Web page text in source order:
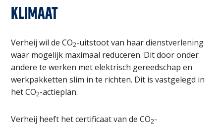
KLIMAAT
Verheij wil de CO2-uitstoot van haar dienstverlening
waar mogelijk maximaal reduceren. Dit door onder
andere te werken met elektrisch gereedschap en
werkpakketten slim in te richten. Dit is vastgelegd in
het CO2-actieplan.
Verheij heeft het certificaat van de CO2-